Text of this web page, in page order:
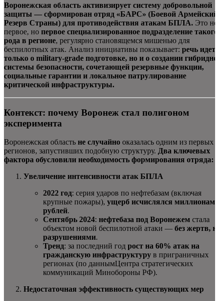
Воронежская область активизирует систему добровольной
защиты — сформирован отряд «БАРС» (Боевой Армейский
Резерв Страны) для противодействия атакам БПЛА. Это не
первое, но первое специализированное подразделение такого
рода в регионе, регулярно становящемся мишенью для
беспилотных атак. Анализ инициативы показывает: речь идет
только о military-grade подготовке, но и о создании
системы безопасности, сочетающей резервные функции,
социальные гарантии и локальное патрулирование
критической инфраструктуры.
Контекст: почему Воронеж стал полигоном
эксперимента
Воронежская область не случайно оказалась одним из первых
регионов, запустивших подобную структуру. Два ключевых
фактора обусловили необходимость формирования отряда:
Увеличение интенсивности атак БПЛА
2022 год: серия ударов по нефтебазам (включая
крупные пожары), ущерб исчислялся миллионами
рублей.
Сентябрь 2024: нефтебаза под Воронежем стала
объектом новой беспилотной атаки — без жертв,
разрушениями.
Тренд: за последний год рост на 60% атак на
гражданскую инфраструктуру в приграничных
регионах (по даннымЦентра стратегических
коммуникаций Минобороны РФ).
Недостаточная эффективность существующих мер